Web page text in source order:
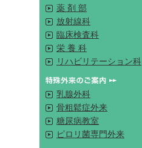
薬 剤 部
放射線科
臨床検査科
栄 養 科
リハビリテーション科
乳腺外科
骨粗鬆症外来
糖尿病教室
ピロリ菌専門外来